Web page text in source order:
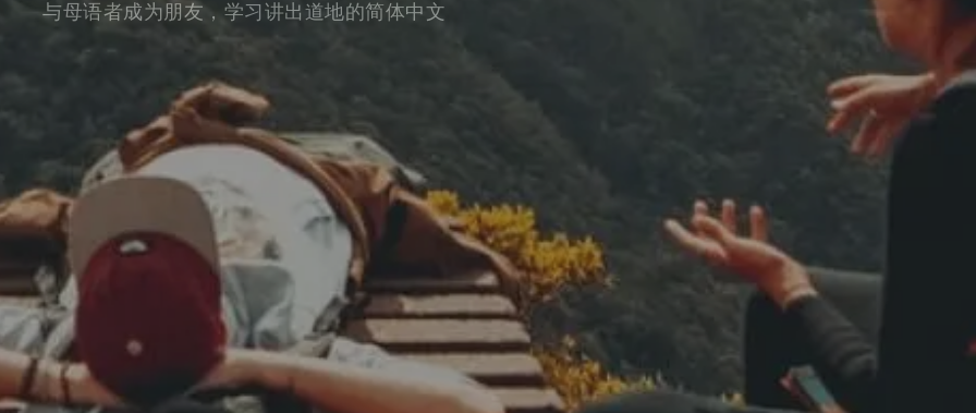
与母语者成为朋友，学习讲出道地的简体中文